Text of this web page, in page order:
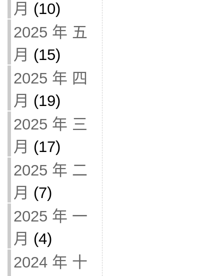
月 (10)
2025 年 五
月 (15)
2025 年 四
月 (19)
2025 年 三
月 (17)
2025 年 二
月 (7)
2025 年 一
月 (4)
2024 年 十